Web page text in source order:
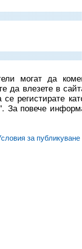
могат да
да влезете в
регистирате
За повече
за